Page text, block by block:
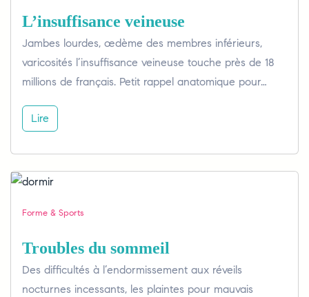
L’insuffisance veineuse
Jambes lourdes, œdème des membres inférieurs,
varicosités l’insuffisance veineuse touche près de 18
millions de français. Petit rappel anatomique pour…
Lire
Forme & Sports
Troubles du sommeil
Des difficultés à l’endormissement aux réveils
nocturnes incessants, les plaintes pour mauvais